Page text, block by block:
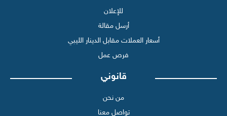
للإعلان
أرسل مقالة
أسعار العملات مقابل الدينار الليبي
فرص عمل
قانوني
من نحن
تواصل معنا